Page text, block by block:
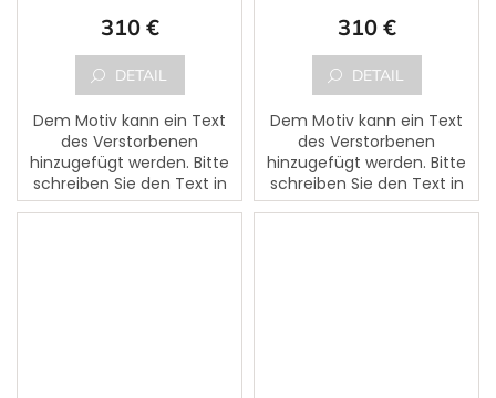
310 €
DETAIL
Dem Motiv kann ein Text
des Verstorbenen
hinzugefügt werden. Bitte
schreiben Sie den Text in
das markierte Feld
310 €
DETAIL
Dem Motiv kann ein Text
des Verstorbenen
hinzugefügt werden. Bitte
schreiben Sie den Text in
das markierte Feld